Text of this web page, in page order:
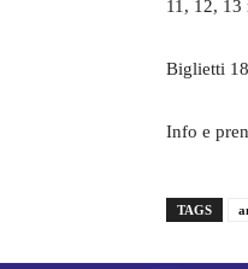
11, 12, 13
Biglietti
Info e
TAGS